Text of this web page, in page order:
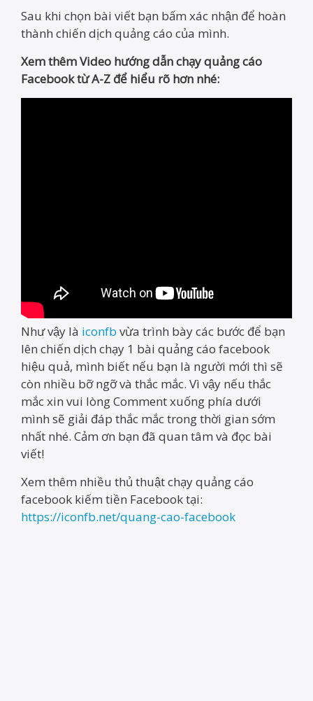
Sau khi chọn bài viết bạn bấm xác nhận để hoàn
thành chiến dịch quảng cáo của mình.
Xem thêm Video hướng dẫn chạy quảng cáo
Facebook từ A-Z để hiểu rõ hơn nhé:
Như vậy là iconfb vừa trình bày các bước để bạn
lên chiến dịch chạy 1 bài quảng cáo facebook
hiệu quả, mình biết nếu bạn là người mới thì sẽ
còn nhiều bỡ ngỡ và thắc mắc. Vì vậy nếu thắc
mắc xin vui lòng Comment xuống phía dưới
mình sẽ giải đáp thắc mắc trong thời gian sớm
nhất nhé. Cảm ơn bạn đã quan tâm và đọc bài
viết!
Xem thêm nhiều thủ thuật chạy quảng cáo
facebook kiếm tiền Facebook tại:
https://iconfb.net/quang-cao-facebook